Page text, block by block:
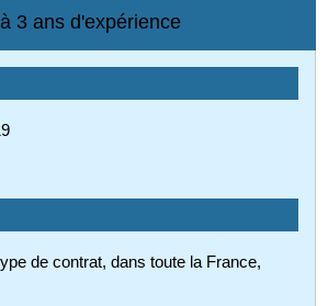
3 ans d'expérience
de contrat, dans toute la France,